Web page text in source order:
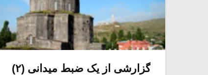
گزارشی از یک ضبط میدانی (۲)